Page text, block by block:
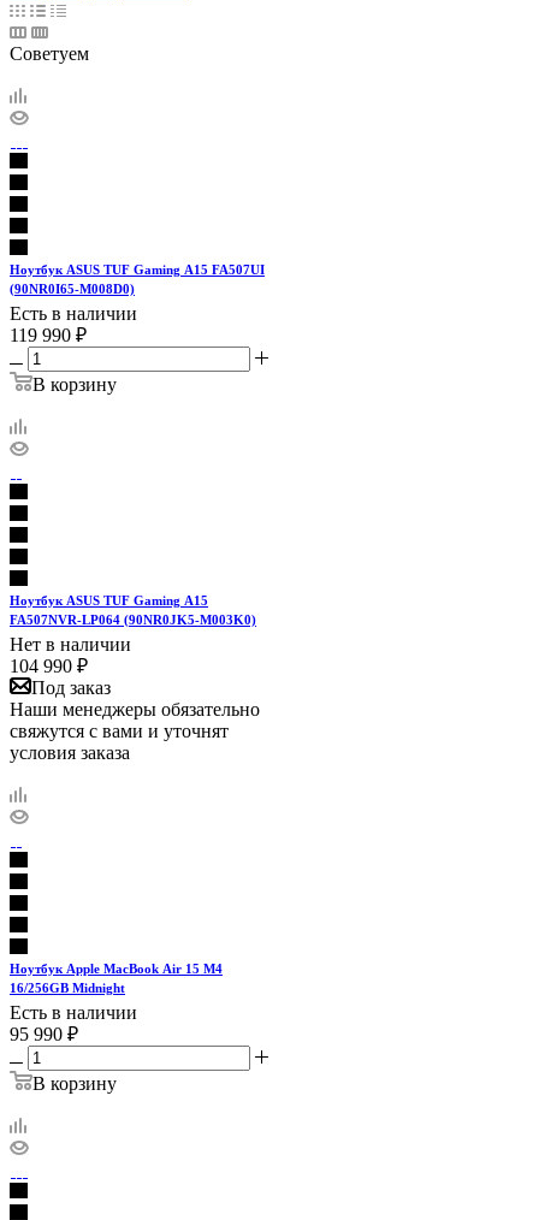
Советуем
Ноутбук ASUS TUF Gaming A15 FA507UI
(90NR0I65-M008D0)
Есть в наличии
119 990 ₽
В корзину
Ноутбук ASUS TUF Gaming A15
FA507NVR-LP064 (90NR0JK5-M003K0)
Нет в наличии
104 990 ₽
Под заказ
Наши менеджеры обязательно
свяжутся с вами и уточнят
условия заказа
Ноутбук Apple MacBook Air 15 M4
16/256GB Midnight
Есть в наличии
95 990 ₽
В корзину